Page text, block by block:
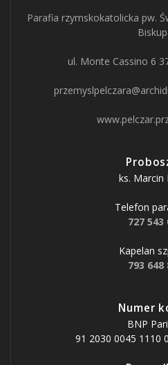
Parafia rzymskokatolicka pw.
ul. Monte Cassino 6
ks. Marcin
Telefon
727 543
Kapelan
793 648
Numer
BNP
91 2030 0045 1110